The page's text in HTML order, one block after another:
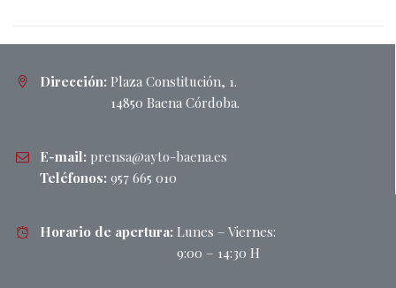
Dirección: Plaza Constitución, 1.
14850 Baena Córdoba.
E-mail: prensa@ayto-baena.es
Teléfonos: 957 665 010
Horario de apertura: Lunes – Viernes:
9:00 – 14:30 H